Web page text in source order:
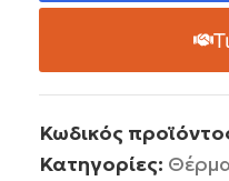
Κωδικός
Κατηγορίες: